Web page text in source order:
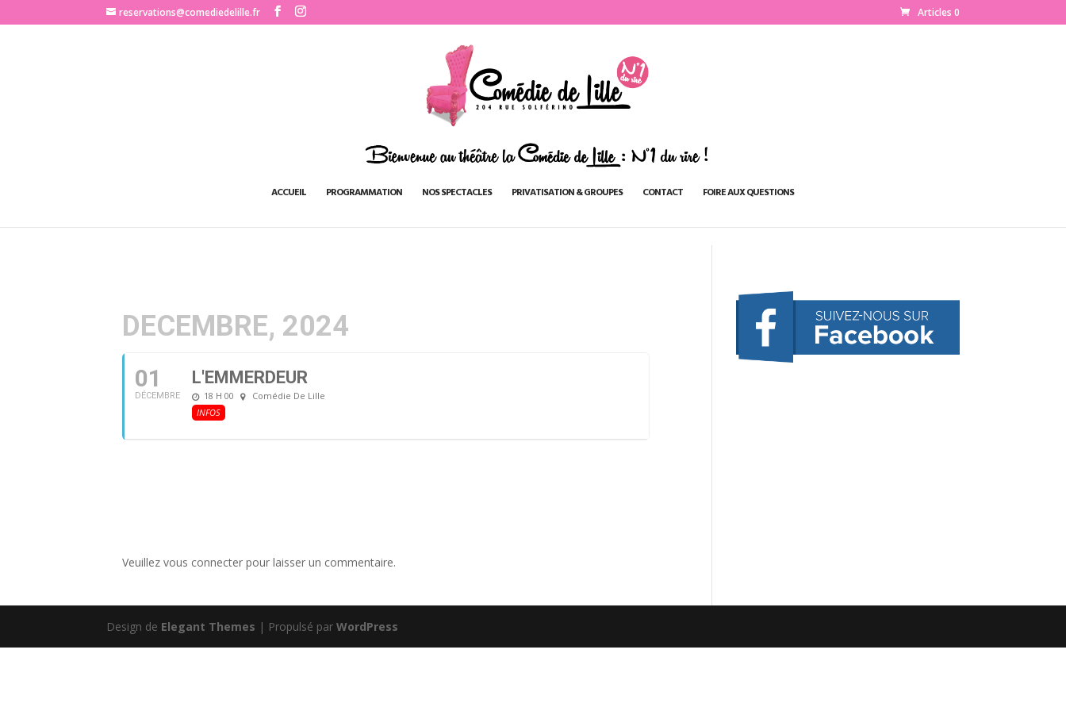
http://www.comediedelille.frreservations@comediedelille.fr Articles 0
ACCUEIL PROGRAMMATION NOS SPECTACLES PRIVATISATION & GROUPES CONTACT FOIRE AUX QUESTIONS
DECEMBRE, 2024
01
DÉCEMBRE
L'EMMERDEUR
18 H 00
Comédie De Lille
INFOS
Veuillez vous connecter pour laisser un commentaire.
Design de Elegant Themes | Propulsé parWordPress